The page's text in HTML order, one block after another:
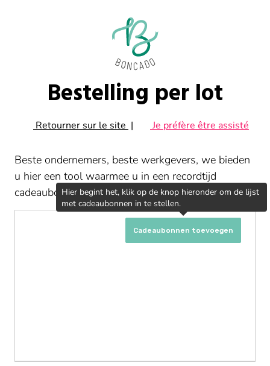
Bestelling per lot
Retourner sur le site | Je préfère être assisté
Beste ondernemers, beste werkgevers, we bieden
u hier een tool waarmee u in een recordtijd
cadeaubonnen kan geven aan uw medewerkers.
Cadeaubonnen toevoegen
Hier begint het, klik op de knop hieronder om de lijst
met cadeaubonnen in te stellen.